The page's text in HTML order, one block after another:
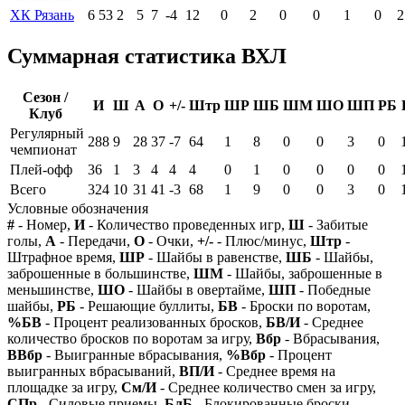
ХК Рязань
6 53 2 5 7 -4 12 0 2 0 0 1 0
Суммарная статистика ВХЛ
Сезон /
Клуб
И Ш А О +/- Штр ШР ШБ ШМ ШО ШП РБ
Регулярный
чемпионат
288 9 28 37 -7 64 1 8 0 0 3 0
Плей-офф
36 1 3 4 4 4 0 1 0 0 0 0
Всего
324 10 31 41 -3 68 1 9 0 0 3 0
Условные обозначения
# - Номер, И- Количество проведенных игр, Ш - Забитые
голы, А - Передачи, О - Очки, +/- - Плюс/минус, Штр -
Штрафное время, ШР - Шайбы в равенстве, ШБ - Шайбы,
заброшенные в большинстве, ШМ - Шайбы, заброшенные в
меньшинстве, ШО - Шайбы в овертайме, ШП - Победные
шайбы, РБ - Решающие буллиты, БВ - Броски по воротам,
%БВ - Процент реализованных бросков, БВ/И- Среднее
количество бросков по воротам за игру, Вбр - Вбрасывания,
ВВбр - Выигранные вбрасывания, %Вбр - Процент
выигранных вбрасываний, ВП/И- Среднее время на
площадке за игру, См/И- Среднее количество смен за игру,